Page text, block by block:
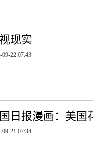
现实
09-22 07:43
日报漫画：美国
09-21 07:34